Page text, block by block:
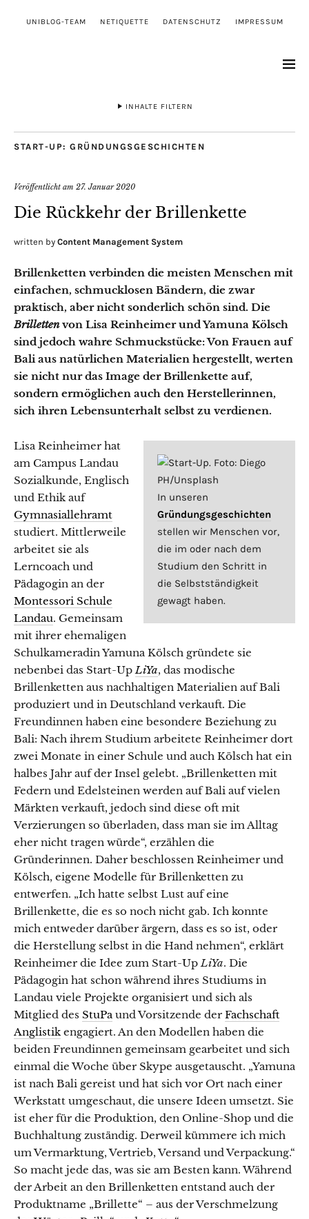
UNIBLOG-TEAM NETIQUETTE DATENSCHUTZ IMPRESSUM
INHALTE FILTERN
START-UP: GRÜNDUNGSGESCHICHTEN
Veröffentlicht am 27. Januar 2020
Die Rückkehr der Brillenkette
written by Content Management System
Brillenketten verbinden die meisten Menschen mit
einfachen, schmucklosen Bändern, die zwar
praktisch, aber nicht sonderlich schön sind. Die
Brillettenvon Lisa Reinheimer und Yamuna Kölsch
sind jedoch wahre Schmuckstücke: Von Frauen auf
Bali aus natürlichen Materialien hergestellt, werten
sie nicht nur das Image der Brillenkette auf,
sondern ermöglichen auch den Herstellerinnen,
sich ihren Lebensunterhalt selbst zu verdienen.
In unseren
Gründungsgeschichten
stellen wir Menschen vor,
die im oder nach dem
Studium den Schritt in
die Selbstständigkeit
gewagt haben.
Lisa Reinheimer hat
am Campus Landau
Sozialkunde, Englisch
und Ethik auf
Gymnasiallehramt
studiert. Mittlerweile
arbeitet sie als
Lerncoach und
Pädagogin an der
Montessori Schule
Landau. Gemeinsam
mit ihrer ehemaligen
Schulkameradin Yamuna Kölsch gründete sie
nebenbei das Start-UpLiYa, das modische
Brillenketten aus nachhaltigen Materialien auf Bali
produziert und in Deutschland verkauft. Die
Freundinnen haben eine besondere Beziehung zu
Bali: Nach ihrem Studium arbeitete Reinheimer dort
zwei Monate in einer Schule und auch Kölsch hat ein
halbes Jahr auf der Insel gelebt. „Brillenketten mit
Federn und Edelsteinen werden auf Bali auf vielen
Märkten verkauft, jedoch sind diese oft mit
Verzierungen so überladen, dass man sie im Alltag
eher nicht tragen würde“, erzählen die
Gründerinnen. Daher beschlossen Reinheimer und
Kölsch, eigene Modelle für Brillenketten zu
entwerfen. „Ich hatte selbst Lust auf eine
Brillenkette, die es so noch nicht gab. Ich konnte
mich entweder darüber ärgern, dass es so ist, oder
die Herstellung selbst in die Hand nehmen“, erklärt
Reinheimer die Idee zum Start-UpLiYa. Die
Pädagogin hat schon während ihres Studiums in
Landau viele Projekte organisiert und sich als
Mitglied des StuPaund Vorsitzende der Fachschaft
Anglistikengagiert. An den Modellen haben die
beiden Freundinnen gemeinsam gearbeitet und sich
einmal die Woche über Skype ausgetauscht. „Yamuna
ist nach Bali gereist und hat sich vor Ort nach einer
Werkstatt umgeschaut, die unsere Ideen umsetzt. Sie
ist eher für die Produktion, den Online-Shop und die
Buchhaltung zuständig. Derweil kümmere ich mich
um Vermarktung, Vertrieb, Versand und Verpackung.“
So macht jede das, was sie am Besten kann. Während
der Arbeit an den Brillenketten entstand auch der
Produktname „Brillette“ – aus der Verschmelzung